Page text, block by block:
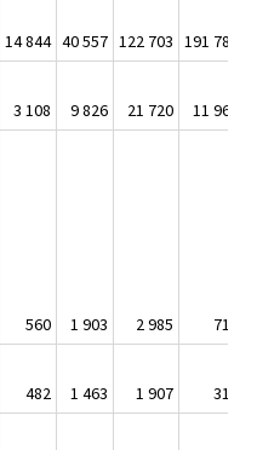
14 844 40 557 122 703 191 786
3 108 9 826 21 720
11 966
560 1 903 2 985
719
482 1 463 1 907
315